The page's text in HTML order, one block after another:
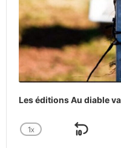
Les éditions Au diable
CHANGE
1X
SKIP